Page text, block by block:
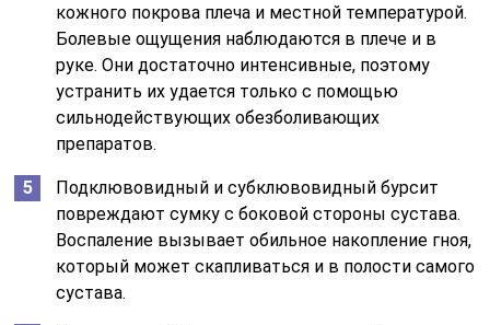
кожного покрова плеча и местной температурой.
Болевые ощущения наблюдаются в плече и в
руке. Они достаточно интенсивные, поэтому
устранить их удается только с помощью
сильнодействующих обезболивающих
препаратов.
Подклювовидный и субклювовидный бурсит
повреждают сумку с боковой стороны сустава.
Воспаление вызывает обильное накопление гноя,
который может скапливаться и в полости самого
сустава.